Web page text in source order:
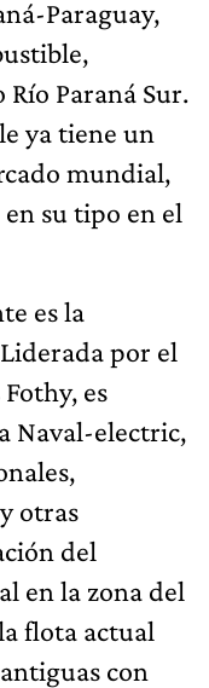
Paraguay,
Paraná Sur.
ya tiene un
mundial,
su tipo en el
es la
por el
es
Naval-electric,
otras
del
en la zona del
flota actual
con